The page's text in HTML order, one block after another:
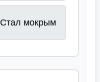
Стал мокрым